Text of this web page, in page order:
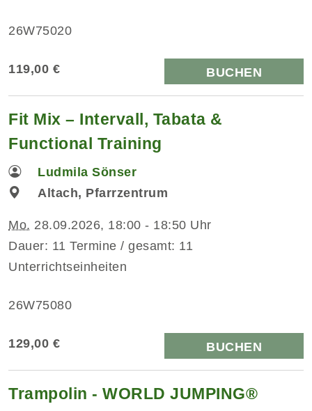
26W75020
119,00 € BUCHEN
Fit Mix – Intervall, Tabata &
Functional Training
Ludmila Sönser
Altach, Pfarrzentrum
Mo. 28.09.2026, 18:00 - 18:50 Uhr
Dauer: 11 Termine / gesamt: 11
Unterrichtseinheiten
26W75080
129,00 € BUCHEN
Trampolin - WORLD JUMPING®